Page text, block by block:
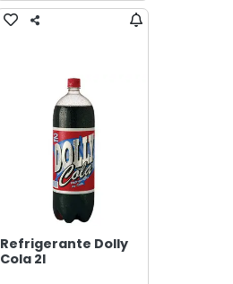
Refrigerante Dolly
Cola 2l